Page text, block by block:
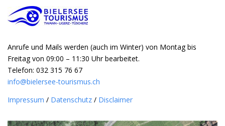
Anrufe und Mails werden (auch im Winter) von Montag bis
Freitag von 09:00 – 11:30 Uhr bearbeitet.
Telefon: 032 315 76 67
info@bielersee-tourismus.ch
Impressum / Datenschutz / Disclaimer